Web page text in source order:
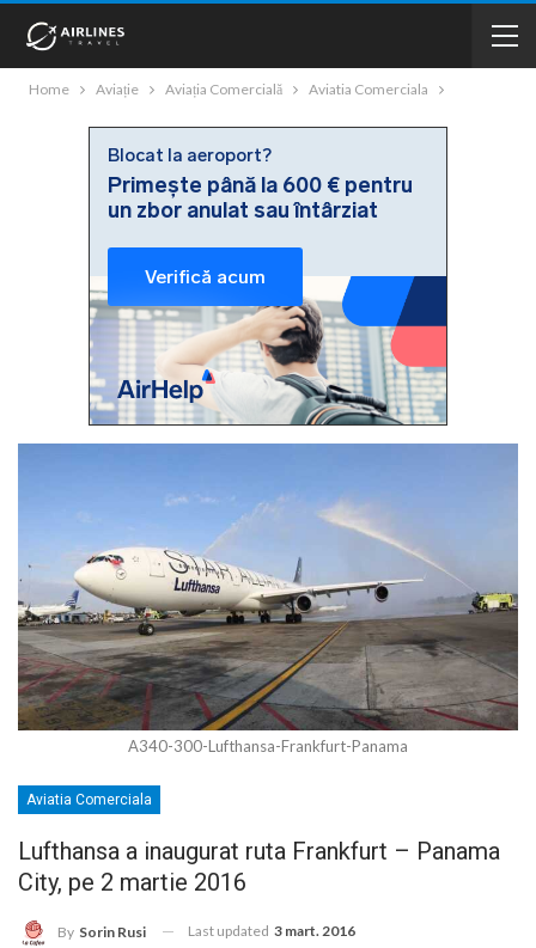
Home Aviație Aviația Comercială Aviatia Comerciala
A340-300-Lufthansa-Frankfurt-Panama
Aviatia Comerciala
Lufthansa a inaugurat ruta Frankfurt – Panama
City, pe 2 martie 2016
By Sorin Rusi Last updated 3 mart. 2016